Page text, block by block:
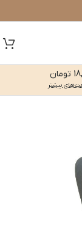
بیشتر